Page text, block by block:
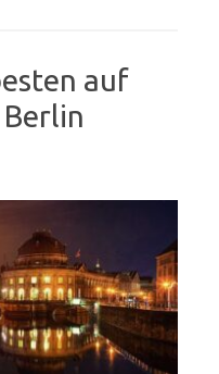
auf